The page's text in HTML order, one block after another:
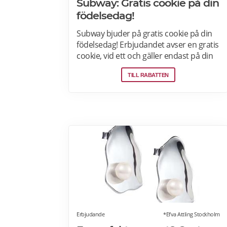
Subway: Gratis cookie på din
födelsedag!
Subway bjuder på gratis cookie på din
födelsedag! Erbjudandet avser en gratis
cookie, vid ett och gäller endast på din
födelsedag vid ett tillfälle, mot
uppvisande av legitimation, och på
TILL RABATTEN
Erbjudande *Efva Attling Stockholm